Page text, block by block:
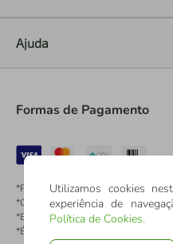
Ajuda
Formas de Pagamento
*Pontos dos Cartões Sicredi
*Cartões Sicredi
*Boleto exclusivo para associados PJ
*É vedada a cobrança de preço
Utilizamos cookies
experiência de
Política de Cookies.